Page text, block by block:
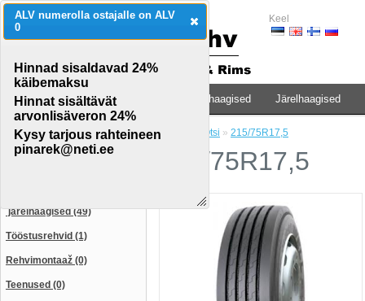
Keel
Traktorid & põllumaj.teh. Veoauto & haagised Järelhaagised
CATEGORIES
järelhaagised (49)
Tööstusrehvid (1)
Rehvimontaaž (0)
Teenused (0)
Avaleht Otsi » 215/75R17,5
215/75R17,5
ALV numerolla ostajalle on ALV
0
Hinnad sisaldavad 24%
käibemaksu
Hinnat sisältävät
arvonlisäveron 24%
Kysy tarjous rahteineen
pinarek@neti.ee